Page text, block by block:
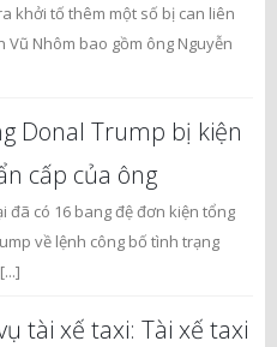
khởi tố thêm một số bị can liên
Vũ Nhôm bao gồm ông Nguyễn
Donal Trump bị kiện
cấp của ông
đã có 16 bang đệ đơn kiện tổng
về lệnh công bố tình trạng
tài xế taxi: Tài xế taxi